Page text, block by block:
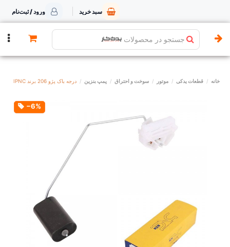
سبد خرید ورود / ثبت‌نام
جستجو در محصولات
خانه قطعات یدکی موتور سوخت و احتراق پمپ بنزین درجه باک پژو 206 برند IPNC
‎−6%